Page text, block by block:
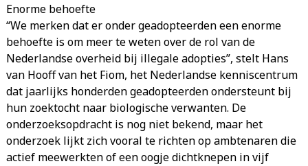
Enorme behoefte
“We merken dat er onder geadopteerden een enorme
behoefte is om meer te weten over de rol van de
Nederlandse overheid bij illegale adopties”, stelt Hans
van Hooff van het Fiom, het Nederlandse kenniscentrum
dat jaarlijks honderden geadopteerden ondersteunt bij
hun zoektocht naar biologische verwanten. De
onderzoeksopdracht is nog niet bekend, maar het
onderzoek lijkt zich vooral te richten op ambtenaren die
actief meewerkten of een oogje dichtknepen in vijf